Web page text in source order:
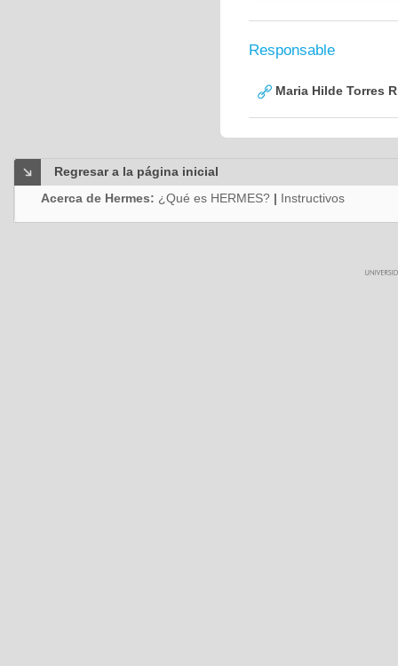
Responsable
Maria Hilde Torres
Regresar a la página inicial
Acerca de Hermes: ¿Qué es HERMES? | Instructivos